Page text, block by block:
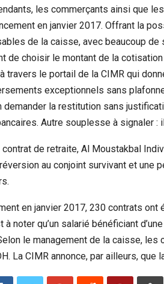
les commerçants ainsi que
en janvier 2017. Offrant la
de la caisse, avec beaucoup
de choisir le montant de la
travers le portail de la CIMR qui
exceptionnels sans
demander la restitution sans
Autre souplesse à signaler :
de retraite, Al Moustakbal
au conjoint survivant et une
en janvier 2017, 230 contrats
noter qu’un salarié bénéficiant
le management de la caisse,
La CIMR annonce, par ailleurs,
Bruxelles : Quand Un Geste
Les Fractures…